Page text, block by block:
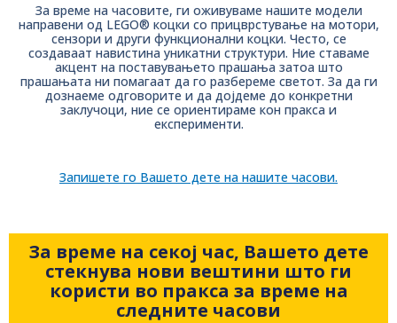
За време на часовите, ги оживуваме нашите модели
направени од LEGO® коцки со прицврстување на мотори,
сензори и други функционални коцки. Често, се
создаваат навистина уникатни структури. Ние ставаме
акцент на поставувањето прашања затоа што
прашањата ни помагаат да го разбереме светот. За да ги
дознаеме одговорите и да дојдеме до конкретни
заклучоци, ние се ориентираме кон пракса и
експерименти.
Запишете го Вашето дете на нашите часови.
За време на секој час, Вашето дете
стекнува нови вештини што ги
користи во пракса за време на
следните часови